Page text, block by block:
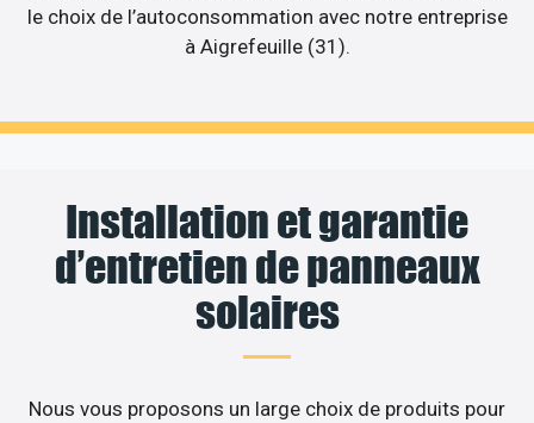
le choix de l’autoconsommation avec notre entreprise
à Aigrefeuille (31).
Installation et garantie
d’entretien de panneaux
solaires
Nous vous proposons un large choix de produits pour